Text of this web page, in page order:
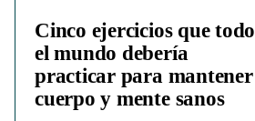
Cinco ejercicios que todo
el mundo debería
practicar para mantener
cuerpo y mente sanos